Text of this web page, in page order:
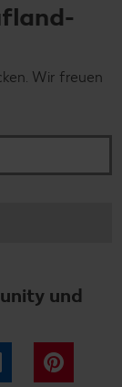
Wir freuen
und
LinkedIn